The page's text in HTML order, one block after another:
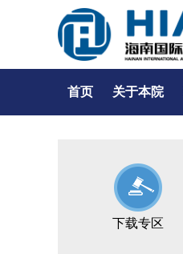
首页 关于本院
下载专区